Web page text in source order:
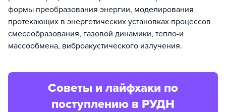
формы преобразования энергии, моделирования
протекающих в энергетических установках процессов
смесеобразования, газовой динамики, тепло-и
массообмена, виброакустического излучения.
Советы и лайфхаки по
поступлению в РУДН